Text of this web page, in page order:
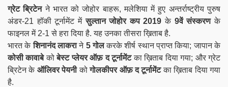
ग्रेट ब्रिटेनने भारत को जोहोर बाहरू, मलेशिया में हुए अन्तर्राष्ट्रीय पुरुष
अंडर-21 हॉकी टूर्नामेंट मेंसुल्तान जोहोर कप 2019 के 9वें संस्करणके
फाइनल में 2-1 से हरा दिया है. यह उनका तीसरा ख़िताब है.
भारत केशिनानंद लाकराने 5 गोलकरके शीर्ष स्थान प्राप्त किया; जापान के
कोसी कावाबेकोबेस्ट प्लेयर ऑफ़ द टूर्नामेंटका ख़िताब दिया गया; और ग्रेट
ब्रिटेन केऑलिवर पेयनीकोगोलकीपर ऑफ़ द टूर्नामेंटका ख़िताब दिया गया
है.